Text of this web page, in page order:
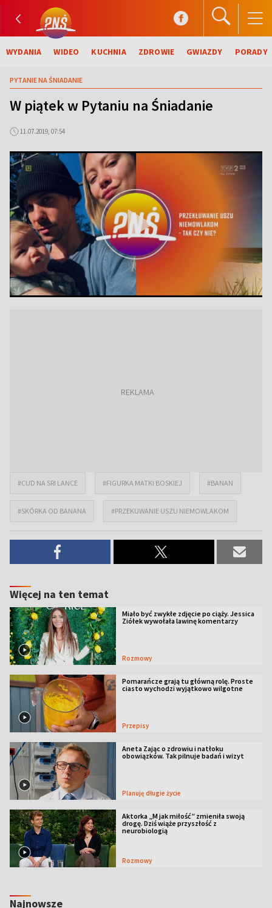
WYDANIA WIDEO KUCHNIA ZDROWIE GWIAZDY PORADY
PYTANIE NA ŚNIADANIE
W piątek w Pytaniu na Śniadanie
11.07.2019, 07:54
#CUD NA SRI LANCE #FIGURKA MATKI BOSKIEJ #BANAN
#SKÓRKA OD BANANA #PRZEKUWANIE USZU NIEMOWLAKOM
Więcej na ten temat
Miało być zwykłe zdjęcie po ciąży. Jessica
Ziółek wywołała lawinę komentarzy
Rozmowy
Pomarańcze grają tu główną rolę. Proste
ciasto wychodzi wyjątkowo wilgotne
Przepisy
Aneta Zając o zdrowiu i natłoku
obowiązków. Tak pilnuje badań i wizyt
Planuję długie życie
Aktorka „M jak miłość” zmieniła swoją
drogę. Dziś wiąże przyszłość z
neurobiologią
Rozmowy
Najnowsze